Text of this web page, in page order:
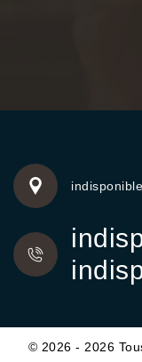
indisponible
© 2026 - 2026